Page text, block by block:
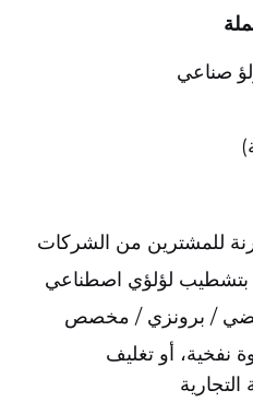
صناعي
للمشترين من الشركات
لؤلؤي اصطناعي
/ برونزي / مخصص
نفخية، أو تغليف